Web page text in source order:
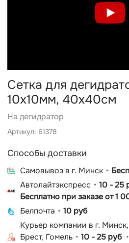
Сетка для
10х10мм, 40x40см
На дегидратор
Артикул: 61378
Способы доставки
Cамовывоз в г. Минск
Автолайтэкспресс
10 - 25
Бесплатно при заказе от 1
Белпочта
10 руб
Курьер компании в г.
Брест, Гомель
10 - 25 руб